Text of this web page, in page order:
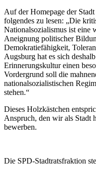
Auf der Homepage der
folgendes zu lesen: „Die
Nationalsozialismus ist eine
Aneignung politischer
Demokratiefähigkeit,
Augsburg hat es sich
Erinnerungskultur einen
Vordergrund soll die
nationalsozialistischen
stehen.“
Dieses Holzkästchen
Anspruch, den wir als Stadt
bewerben.
Die SPD-Stadtratsfraktion